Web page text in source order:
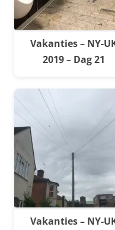
Vakanties – NY-
2019 – Dag 21
Vakanties – NY-